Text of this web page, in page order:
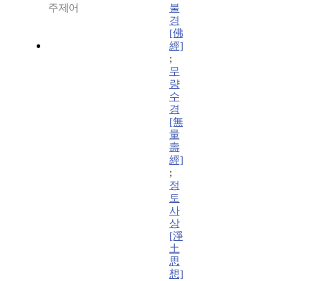
주제어
불
경
[佛
經]
;
무
량
수
경
[無
量
壽
經]
;
정
토
사
상
[淨
土
思
想]